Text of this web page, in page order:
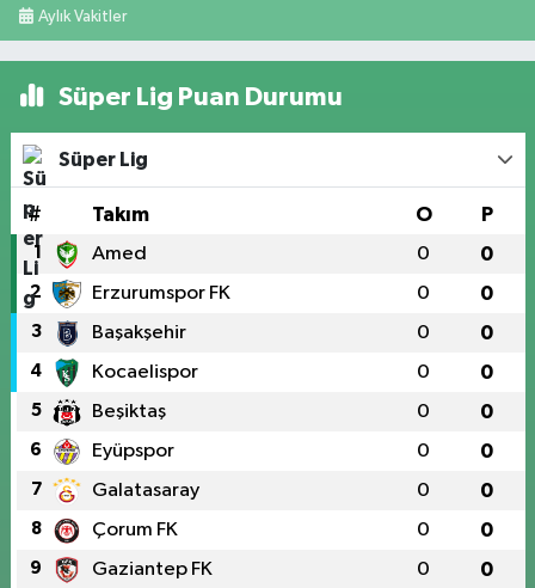
Aylık Vakitler
Süper Lig Puan Durumu
Süper Lig
# Takım O P
1 Amed 0 0
2 Erzurumspor FK 0 0
3 Başakşehir 0 0
4 Kocaelispor 0 0
5 Beşiktaş 0 0
6 Eyüpspor 0 0
7 Galatasaray 0 0
8 Çorum FK 0 0
9 Gaziantep FK 0 0